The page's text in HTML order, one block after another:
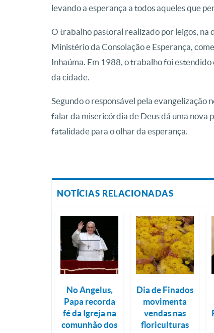
levando a esperança a todos aqueles que
O trabalho pastoral realizado por leigos,
Ministério da Consolação e Esperança,
Inhaúma. Em 1988, o trabalho foi
da cidade.
Segundo o responsável pela evangelização
falar da misericórdia de Deus dá uma nova
fatalidade para o olhar da esperança.
NOTÍCIAS RELACIONADAS
No Angelus,
Papa recorda
fé da Igreja na
comunhão dos
Dia de Finados
movimenta
vendas nas
floriculturas